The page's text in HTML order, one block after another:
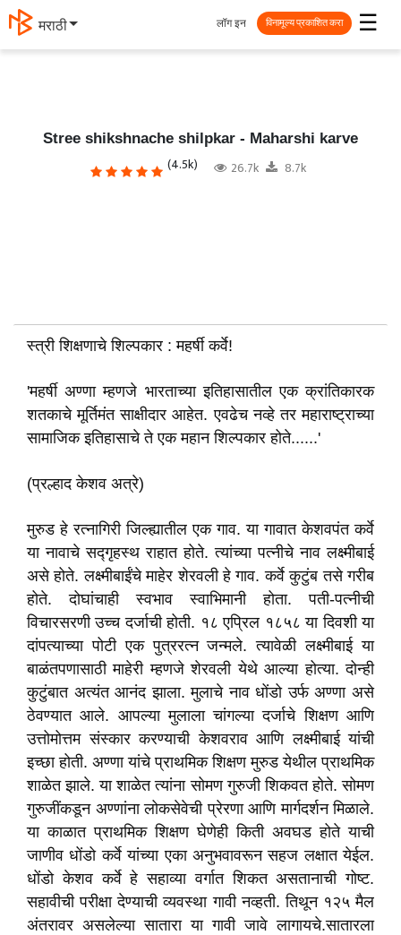
தமிழ் ☰
लॉग इन विनामूल्य प्रकाशित करा
Stree shikshnache shilpkar - Maharshi karve
(4.5k) 26.7k 8.7k
स्त्री शिक्षणाचे शिल्पकार : महर्षी कर्वे!
'महर्षी अण्णा म्हणजे भारताच्या इतिहासातील एक क्रांतिकारक
शतकाचे मूर्तिमंत साक्षीदार आहेत. एवढेच नव्हे तर महाराष्ट्राच्या
सामाजिक इतिहासाचे ते एक महान शिल्पकार होते......'
(प्रल्हाद केशव अत्रे)
मुरुड हे रत्नागिरी जिल्ह्यातील एक गाव. या गावात केशवपंत कर्वे
या नावाचे सद्गृहस्थ राहात होते. त्यांच्या पत्नीचे नाव लक्ष्मीबाई
असे होते. लक्ष्मीबाईंचे माहेर शेरवली हे गाव. कर्वे कुटुंब तसे गरीब
होते. दोघांचाही स्वभाव स्वाभिमानी होता. पती-पत्नीची
विचारसरणी उच्च दर्जाची होती. १८ एप्रिल १८५८ या दिवशी या
दांपत्याच्या पोटी एक पुत्ररत्न जन्मले. त्यावेळी लक्ष्मीबाई या
बाळंतपणासाठी माहेरी म्हणजे शेरवली येथे आल्या होत्या. दोन्ही
कुटुंबात अत्यंत आनंद झाला. मुलाचे नाव धोंडो उर्फ अण्णा असे
ठेवण्यात आले. आपल्या मुलाला चांगल्या दर्जाचे शिक्षण आणि
उत्तोमोत्तम संस्कार करण्याची केशवराव आणि लक्ष्मीबाई यांची
इच्छा होती. अण्णा यांचे प्राथमिक शिक्षण मुरुड येथील प्राथमिक
शाळेत झाले. या शाळेत त्यांना सोमण गुरुजी शिकवत होते. सोमण
गुरुजींकडून अण्णांना लोकसेवेची प्रेरणा आणि मार्गदर्शन मिळाले.
या काळात प्राथमिक शिक्षण घेणेही किती अवघड होते याची
जाणीव धोंडो कर्वे यांच्या एका अनुभवावरून सहज लक्षात येईल.
धोंडो केशव कर्वे हे सहाव्या वर्गात शिकत असतानाची गोष्ट.
सहावीची परीक्षा देण्याची व्यवस्था गावी नव्हती. तिथून १२५ मैल
अंतरावर असलेल्या सातारा या गावी जावे लागायचे.सातारला